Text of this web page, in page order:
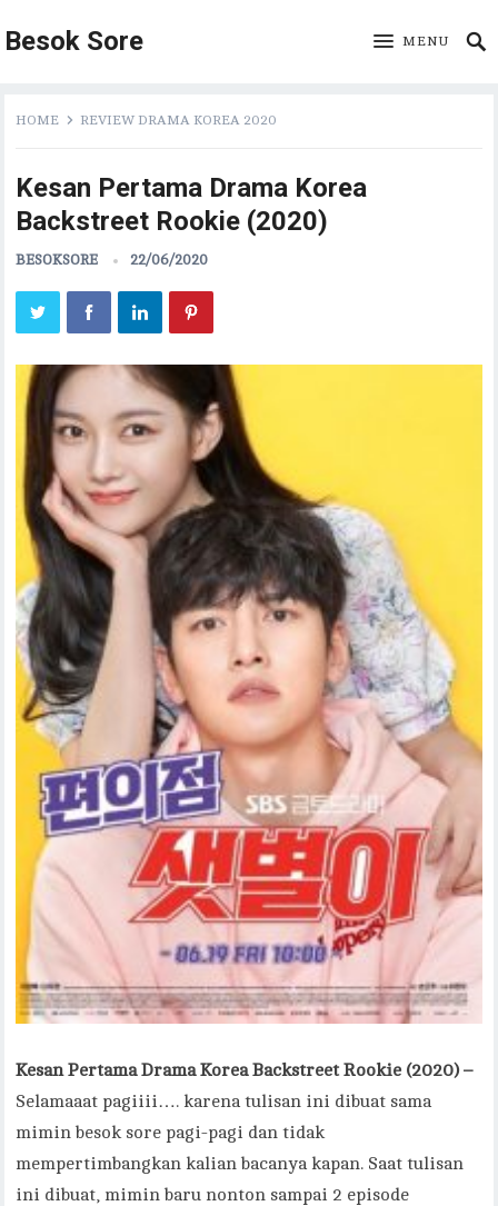
Besok Sore MENU
HOME REVIEW DRAMA KOREA 2020
Kesan Pertama Drama Korea
Backstreet Rookie (2020)
BESOKSORE 22/06/2020
Kesan Pertama Drama Korea Backstreet Rookie (2020) –
Selamaaat pagiiii…. karena tulisan ini dibuat sama
mimin besok sore pagi-pagi dan tidak
mempertimbangkan kalian bacanya kapan. Saat tulisan
ini dibuat, mimin baru nonton sampai 2 episode